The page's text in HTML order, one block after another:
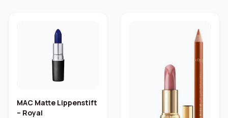
MAC Matte Lippenstift
– Royal